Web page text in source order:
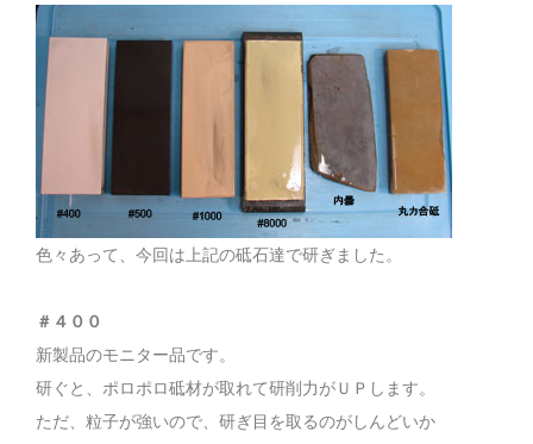
色々あって、今回は上記の砥石達で研ぎました。
＃４００
新製品のモニター品です。
研ぐと、ポロポロ砥材が取れて研削力がＵＰします。
ただ、粒子が強いので、研ぎ目を取るのがしんどいか